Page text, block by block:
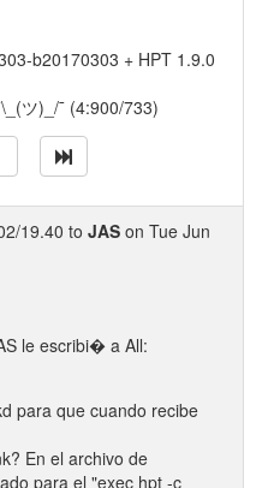
b20170303 + HPT 1.9.0
ツ)_/¯ (4:900/733)
19.40 to JAS on Tue Jun
le escribi� a All:
para que cuando recibe
En el archivo de
para el "exec hpt -c